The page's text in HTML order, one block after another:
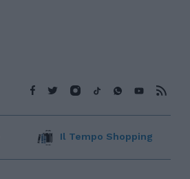
Il Tempo Shopping